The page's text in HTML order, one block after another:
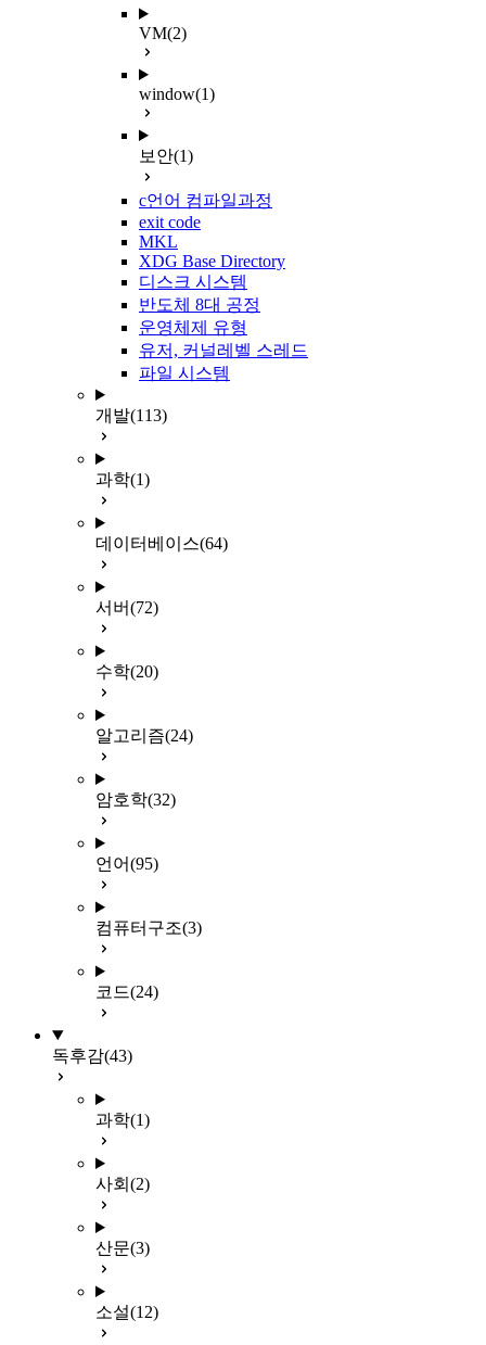
VM(2)
window(1)
보안(1)
c언어 컴파일과정
exit code
MKL
XDG Base Directory
디스크 시스템
반도체 8대 공정
운영체제 유형
유저, 커널레벨 스레드
파일 시스템
개발(113)
과학(1)
데이터베이스(64)
서버(72)
수학(20)
알고리즘(24)
암호학(32)
언어(95)
컴퓨터구조(3)
코드(24)
독후감(43)
과학(1)
사회 (2)
산문(3)
소설(12)